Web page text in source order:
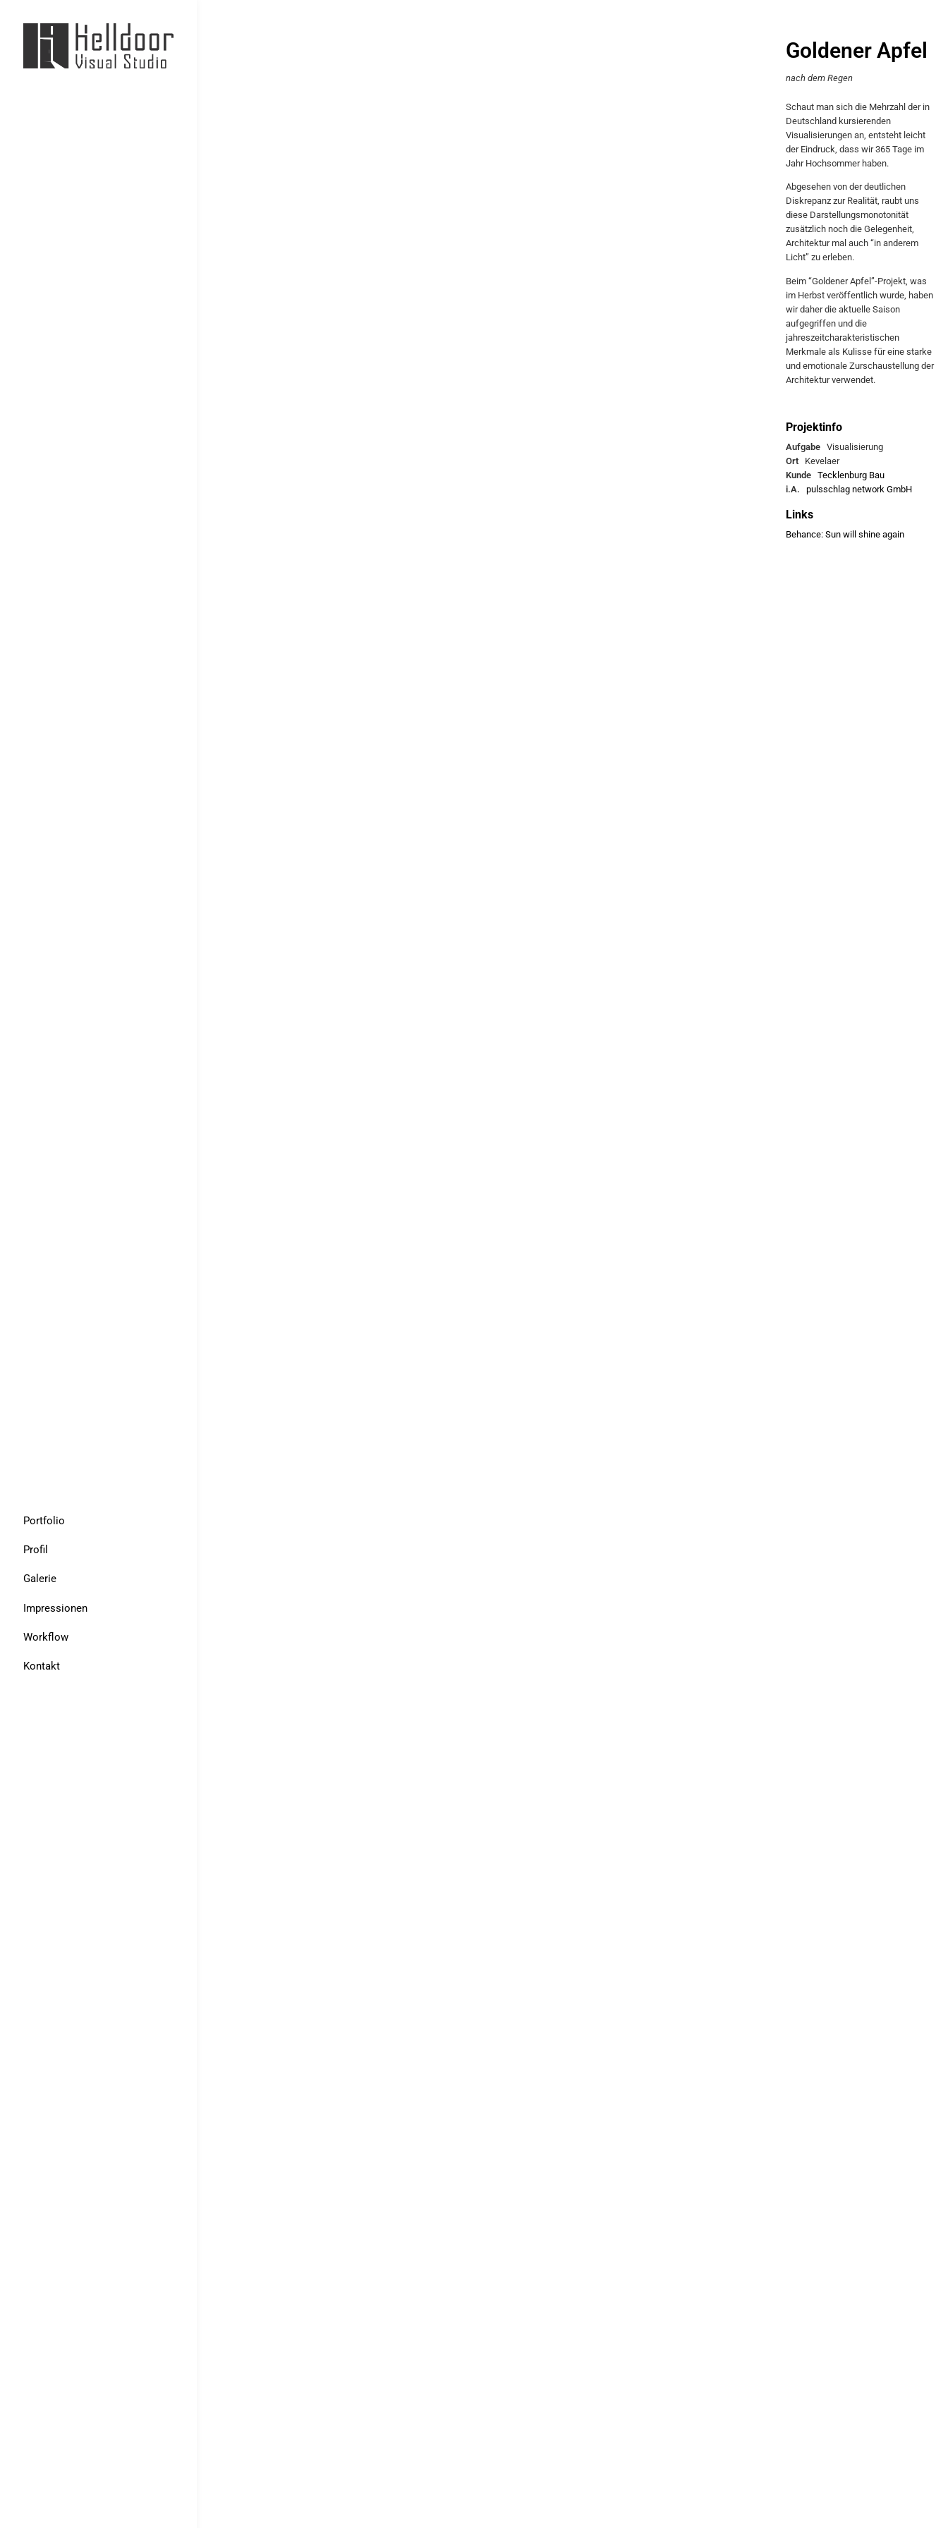
Portfolio
Profil
Galerie
Impressionen
Workflow
Kontakt
Goldener Apfel
nach dem Regen
Schaut man sich die Mehrzahl der in
Deutschland kursierenden
Visualisierungen an, entsteht leicht
der Eindruck, dass wir 365 Tage im
Jahr Hochsommer haben.
Abgesehen von der deutlichen
Diskrepanz zur Realität, raubt uns
diese Darstellungsmonotonität
zusätzlich noch die Gelegenheit,
Architektur mal auch “in anderem
Licht” zu erleben.
Beim “Goldener Apfel”-Projekt, was
im Herbst veröffentlich wurde, haben
wir daher die aktuelle Saison
aufgegriffen und die
jahreszeitcharakteristischen
Merkmale als Kulisse für eine starke
und emotionale Zurschaustellung der
Architektur verwendet.
Projektinfo
Aufgabe Visualisierung
Ort Kevelaer
Kunde
Tecklenburg Bau
i.A.
pulsschlag network GmbH
Links
Behance: Sun will shine again